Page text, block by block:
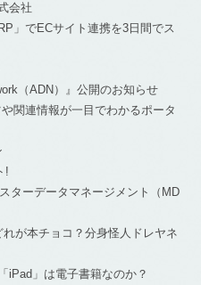
会社
サイト連携を3日間でス
ADN）』公開のお知らせ
関連情報が一目でわかるポータ
!
ーデータマネージメント（MD
が本チョコ？分身怪人ドレヤネ
iPad」は電子書籍なのか？